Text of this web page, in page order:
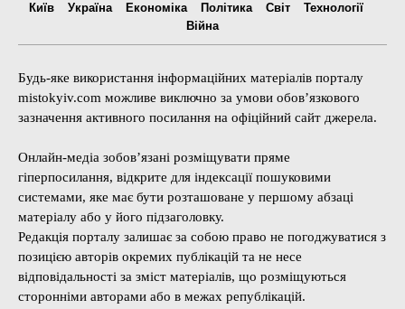
Київ Україна Економіка Політика Світ
Технології
Війна
Будь-яке використання інформаційних матеріалів порталу
mistokyiv.com можливе виключно за умови обов’язкового
зазначення активного посилання на офіційний сайт джерела.
Онлайн-медіа зобов’язані розміщувати пряме
гіперпосилання, відкрите для індексації пошуковими
системами, яке має бути розташоване у першому абзаці
матеріалу або у його підзаголовку.
Редакція порталу залишає за собою право не погоджуватися з
позицією авторів окремих публікацій та не несе
відповідальності за зміст матеріалів, що розміщуються
сторонніми авторами або в межах републікацій.